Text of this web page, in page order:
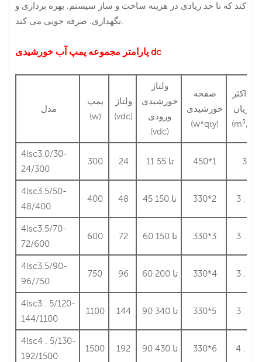
کند که تا حد زیادی در هزینه ساخت و ساز سیستم, بهره برداری و
پارامتر مجموعه پمپ آب خورشیدی dc
مدل
پمپ
(w)
ولتاژ
(vdc)
ولتاژ
خورشیدی
ورودی
(vdc)
صفحه
خورشیدی
(w*qty)
حداکثر
جریان
(m³/h)
4lsc3.0/30-
24/300
300 24 11 تا 55 450*1 3
4lsc3.5/50-
48/400
400 48 45 تا 150 330*2 3 . 5
4lsc3.5/70-
72/600
600 72 60 تا 150 330*3 3 . 5
4lsc3.5/90-
96/750
750 96 60 تا 200 330*4 3 . 5
4lsc3 . 5/120-
144/1100
1100 144 90 تا 340 330*5 3 . 5
4lsc4 . 5/130-
192/1500
1500 192 90 تا 430 330*6 4 . 5